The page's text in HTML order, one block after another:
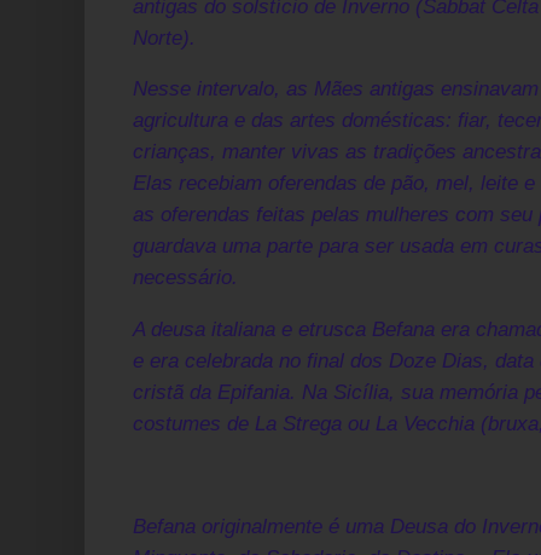
antigas do solstício de Inverno (Sabbat
Norte).
Nesse intervalo, as Mães antigas
agricultura e das artes domésticas: fiar,
crianças, manter vivas as tradições
Elas recebiam oferendas de pão, mel, leite
as oferendas feitas pelas mulheres com
guardava uma parte para ser usada em
necessário.
A deusa italiana e etrusca Befana era
e era celebrada no final dos Doze Dias,
cristã da Epifania. Na Sicília, sua memória
costumes de La Strega ou La Vecchia
Befana originalmente é uma Deusa do